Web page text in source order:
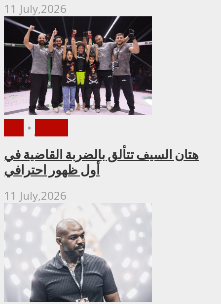
11 July,2026
•
هتان السيف تتألق بالضربة القاضية في
أول ظهور احترافي
11 July,2026